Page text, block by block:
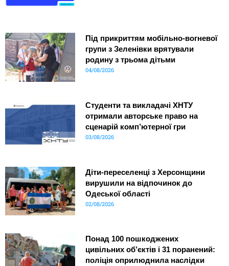
Під прикриттям мобільно-вогневої
групи з Зеленівки врятували
родину з трьома дітьми
04/08/2026
Студенти та викладачі ХНТУ
отримали авторське право на
сценарій комп’ютерної гри
03/08/2026
Діти-переселенці з Херсонщини
вирушили на відпочинок до
Одеської області
02/08/2026
Понад 100 пошкоджених
цивільних об’єктів і 31 поранений:
поліція оприлюднила наслідки